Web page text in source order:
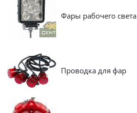
Фары рабочего света
Проводка для фар